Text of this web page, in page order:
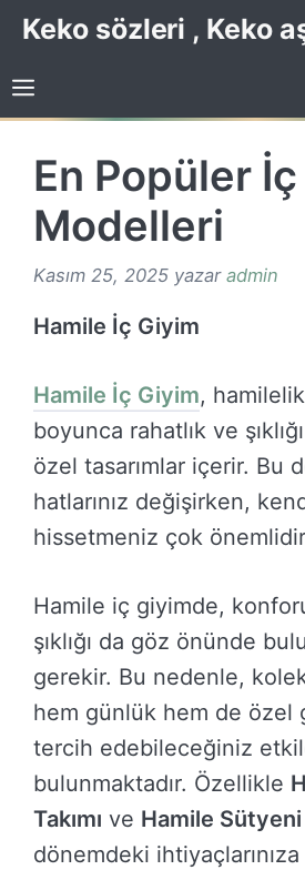
İçeriğe
Keko sözleri , Keko
En Popüler
Modelleri
Kasım 25, 2025 yazar admin
Hamile İç Giyim
Hamile İç Giyim,
boyunca rahatlık ve
özel tasarımlar içerir. Bu
hatlarınız değişirken,
hissetmeniz çok
Hamile iç giyimde,
şıklığı da göz önünde
gerekir. Bu nedenle,
hem günlük hem de özel
tercih edebileceğiniz
bulunmaktadır. Özellikle
Takımı ve Hamile Sütyeni
dönemdeki